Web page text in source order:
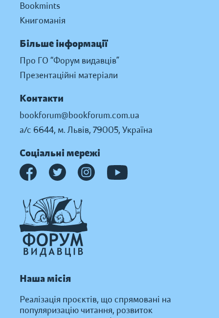
Bookmints
Книгоманія
Більше інформації
Про ГО “Форум видавців”
Презентаційні матеріали
Контакти
bookforum@bookforum.com.ua
а/с 6644, м. Львів, 79005, Україна
Соціальні мережі
Наша місія
Реалізація проєктів, що спрямовані на
популяризацію читання, розвиток